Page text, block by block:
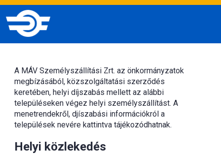
A MÁV Személyszállítási Zrt. az önkormányzatok
megbízásából, közszolgáltatási szerződés
keretében, helyi díjszabás mellett az alábbi
településeken végez helyi személyszállítást. A
menetrendekről, djíszabási információkról a
települések nevére kattintva tájékozódhatnak.
Helyi közlekedés